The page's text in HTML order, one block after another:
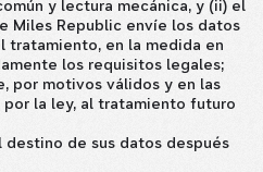
y lectura mecánica, y (ii) el
Miles Republic envíe los datos
tratamiento, en la medida en
los requisitos legales;
por motivos válidos y en las
la ley, al tratamiento futuro
de sus datos después